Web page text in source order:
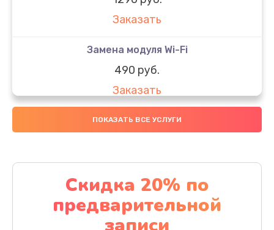
Заказать
Замена модуля Wi-Fi
490 руб.
Заказать
Замена микрофона
Заказать
Замена аккумулятора
1130 руб.
ПОКАЗАТЬ ВСЕ УСЛУГИ
Скидка 20% по
предварительной